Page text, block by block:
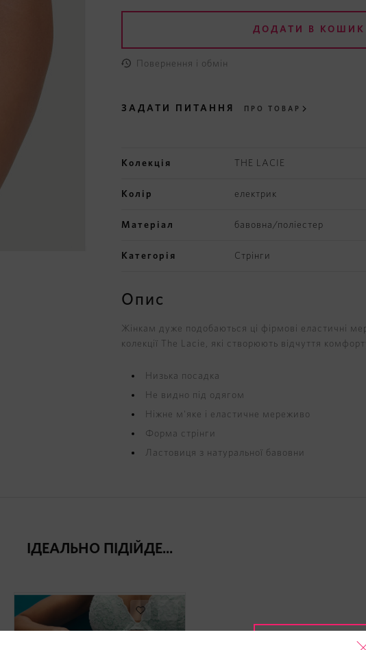
ДОДАТИ В КОШИК
Повернення і обмін
ЗАДАТИ ПИТАННЯ ПРО ТОВАР
Колекція THE LACIE
Колір електрик
Матеріал бавовна/поліестер
Категорія Стрінги
Опис
Жінкам дуже подобаються ці фірмові еластичні
колекції The Lacie, які створюють відчуття
Низька посадка
Не видно під одягом
Ніжне м'яке і еластичне мереживо
Форма стрінги
Ластовиця з натуральної бавовни
ІДЕАЛЬНО ПІДІЙДЕ...